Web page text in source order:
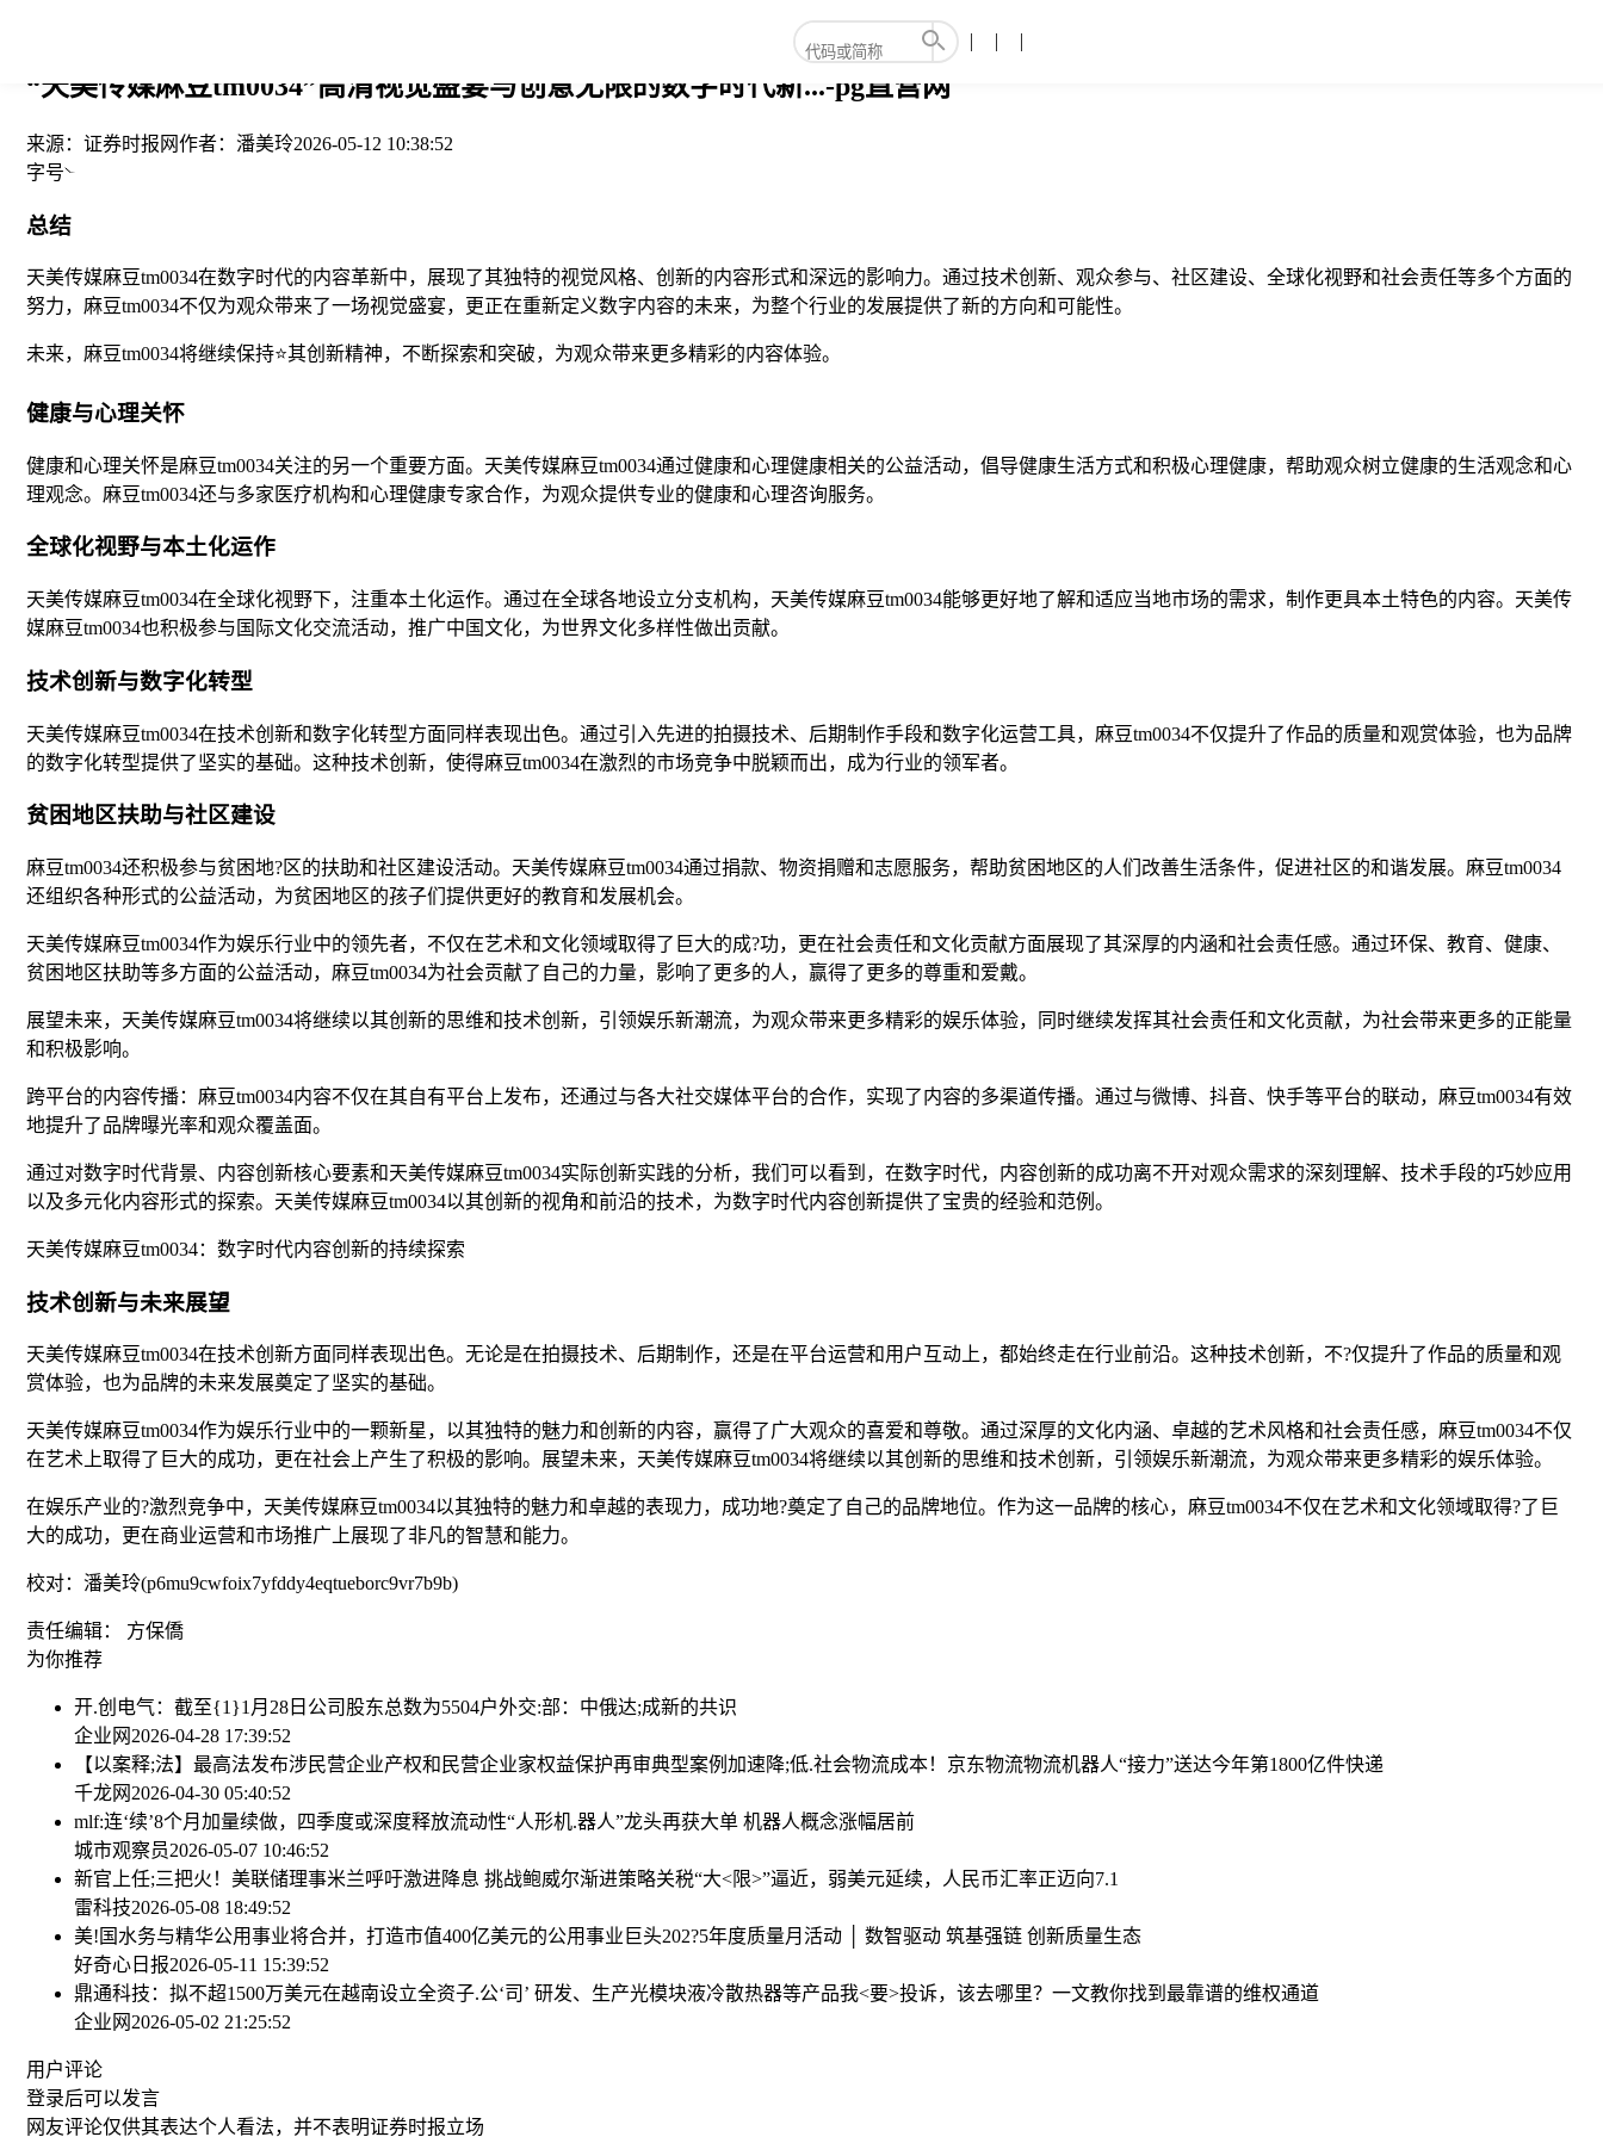
“天美传媒麻豆tm0034”高清视觉盛宴与创意无限的数字时代新...-pg直营网
来源： 证券时报网作者： 潘美玲2026-05-12 10:38:52
字号
总结
天美传媒麻豆tm0034在数字时代的内容革新中，展现了其独特的视觉风格、创新的内容形式和深远的影响力。通过技术创新、观众参与、社区建设、全球化视野和社会责任等多个方面的
努力，麻豆tm0034不仅为观众带来了一场视觉盛宴，更正在重新定义数字内容的未来，为整个行业的发展提供了新的方向和可能性。
未来，麻豆tm0034将继续保持⭐其创新精神，不断探索和突破，为观众带来更多精彩的内容体验。
健康与心理关怀
健康和心理关怀是麻豆tm0034关注的另一个重要方面。天美传媒麻豆tm0034通过健康和心理健康相关的公益活动，倡导健康生活方式和积极心理健康，帮助观众树立健康的生活观念和心
理观念。麻豆tm0034还与多家医疗机构和心理健康专家合作，为观众提供专业的健康和心理咨询服务。
全球化视野与本土化运作
天美传媒麻豆tm0034在全球化视野下，注重本土化运作。通过在全球各地设立分支机构，天美传媒麻豆tm0034能够更好地了解和适应当地市场的需求，制作更具本土特色的内容。天美传
媒麻豆tm0034也积极参与国际文化交流活动，推广中国文化，为世界文化多样性做出贡献。
技术创新与数字化转型
天美传媒麻豆tm0034在技术创新和数字化转型方面同样表现出色。通过引入先进的拍摄技术、后期制作手段和数字化运营工具，麻豆tm0034不仅提升了作品的质量和观赏体验，也为品牌
的数字化转型提供了坚实的基础。这种技术创新，使得麻豆tm0034在激烈的市场竞争中脱颖而出，成为行业的领军者。
贫困地区扶助与社区建设
麻豆tm0034还积极参与贫困地?区的扶助和社区建设活动。天美传媒麻豆tm0034通过捐款、物资捐赠和志愿服务，帮助贫困地区的人们改善生活条件，促进社区的和谐发展。麻豆tm0034
还组织各种形式的公益活动，为贫困地区的孩子们提供更好的教育和发展机会。
天美传媒麻豆tm0034作为娱乐行业中的领先者，不仅在艺术和文化领域取得了巨大的成?功，更在社会责任和文化贡献方面展现了其深厚的内涵和社会责任感。通过环保、教育、健康、
贫困地区扶助等多方面的公益活动，麻豆tm0034为社会贡献了自己的力量，影响了更多的人，赢得了更多的尊重和爱戴。
展望未来，天美传媒麻豆tm0034将继续以其创新的思维和技术创新，引领娱乐新潮流，为观众带来更多精彩的娱乐体验，同时继续发挥其社会责任和文化贡献，为社会带来更多的正能量
和积极影响。
跨平台的内容传播：麻豆tm0034内容不仅在其自有平台上发布，还通过与各大社交媒体平台的合作，实现了内容的多渠道传播。通过与微博、抖音、快手等平台的联动，麻豆tm0034有效
地提升了品牌曝光率和观众覆盖面。
通过对数字时代背景、内容创新核心要素和天美传媒麻豆tm0034实际创新实践的分析，我们可以看到，在数字时代，内容创新的成功离不开对观众需求的深刻理解、技术手段的巧妙应用
以及多元化内容形式的探索。天美传媒麻豆tm0034以其创新的视角和前沿的技术，为数字时代内容创新提供了宝贵的经验和范例。
天美传媒麻豆tm0034：数字时代内容创新的持续探索
技术创新与未来展望
天美传媒麻豆tm0034在技术创新方面同样表现出色。无论是在拍摄技术、后期制作，还是在平台运营和用户互动上，都始终走在行业前沿。这种技术创新，不?仅提升了作品的质量和观
赏体验，也为品牌的未来发展奠定了坚实的基础。
天美传媒麻豆tm0034作为娱乐行业中的一颗新星，以其独特的魅力和创新的内容，赢得了广大观众的喜爱和尊敬。通过深厚的文化内涵、卓越的艺术风格和社会责任感，麻豆tm0034不仅
在艺术上取得了巨大的成功，更在社会上产生了积极的影响。展望未来，天美传媒麻豆tm0034将继续以其创新的思维和技术创新，引领娱乐新潮流，为观众带来更多精彩的娱乐体验。
在娱乐产业的?激烈竞争中，天美传媒麻豆tm0034以其独特的魅力和卓越的表现力，成功地?奠定了自己的品牌地位。作为这一品牌的核心，麻豆tm0034不仅在艺术和文化领域取得?了巨
大的成功，更在商业运营和市场推广上展现了非凡的智慧和能力。
校对：潘美玲(p6mu9cwfoix7yfddy4eqtueborc9vr7b9b)
责任编辑： 方保僑
为你推荐
开.创电气：截至{1}1月28日公司股东总数为5504户外交:部：中俄达;成新的共识
企业网2026-04-28 17:39:52
【以案释;法】最高法发布涉民营企业产权和民营企业家权益保护再审典型案例 加速降;低.社会物流成本！京东物流物流机器人“接力”送达今年第1800亿件快递
千龙网2026-04-30 05:40:52
mlf:连‘续’8个月加量续做，四季度或深度释放流动性“人形机.器人”龙头再获大单 机器人概念涨幅居前
城市观察员2026-05-07 10:46:52
新官上任;三把火！美联储理事米兰呼吁激进降息 挑战鲍威尔渐进策略关税“大<限>”逼近，弱美元延续，人民币汇率正迈向7.1
雷科技2026-05-08 18:49:52
美!国水务与精华公用事业将合并，打造市值400亿美元的公用事业巨头202?5年度质量月活动 │ 数智驱动 筑基强链 创新质量生态
好奇心日报2026-05-11 15:39:52
鼎通科技：拟不超1500万美元在越南设立全资子.公‘司’ 研发、生产光模块液冷散热器等产品我<要>投诉，该去哪里？一文教你找到最靠谱的维权通道
企业网2026-05-02 21:25:52
用户评论
登录后可以发言
网友评论仅供其表达个人看法，并不表明证券时报立场